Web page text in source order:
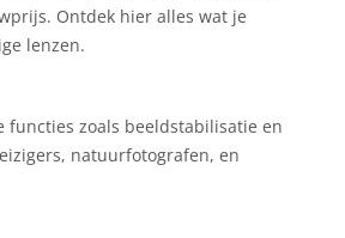
Ontdek hier alles wat je
lenzen.
zoals beeldstabilisatie en
natuurfotografen, en